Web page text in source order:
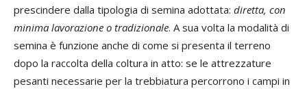
prescindere dalla tipologia di semina adottata: diretta, con
minima lavorazione o tradizionale. A sua volta la modalità di
semina è funzione anche di come si presenta il terreno
dopo la raccolta della coltura in atto: se le attrezzature
pesanti necessarie per la trebbiatura percorrono i campi in